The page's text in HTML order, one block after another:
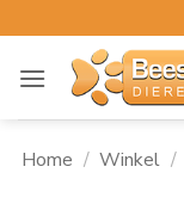
naar
inhoud
Home / Winkel /